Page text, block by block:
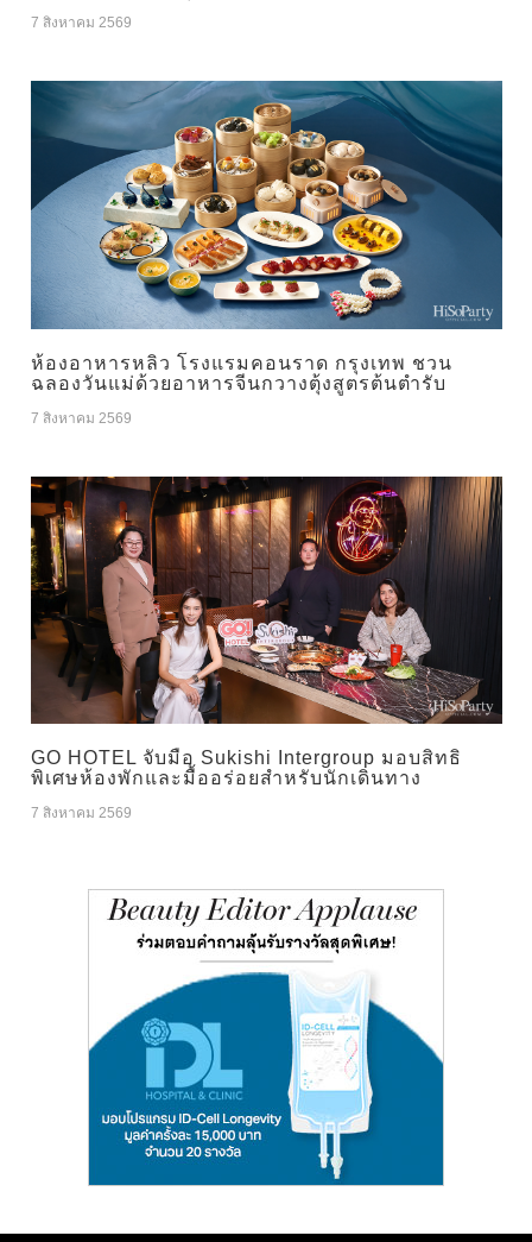
7 สิงหาคม 2569
ห้องอาหารหลิว โรงแรมคอนราด กรุงเทพ ชวน
ฉลองวันแม่ด้วยอาหารจีนกวางตุ้งสูตรต้นตำรับ
7 สิงหาคม 2569
GO HOTEL จับมือ Sukishi Intergroup มอบสิทธิ
พิเศษห้องพักและมื้ออร่อยสำหรับนักเดินทาง
7 สิงหาคม 2569